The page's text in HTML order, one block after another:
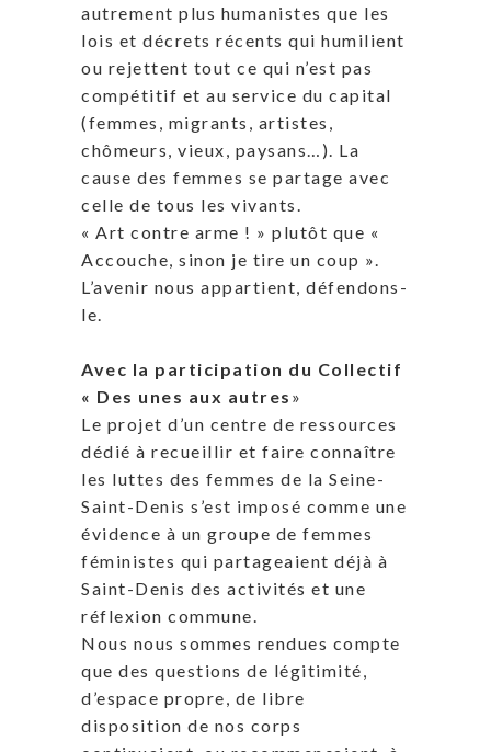
autrement plus humanistes que les
lois et décrets récents qui humilient
ou rejettent tout ce qui n’est pas
compétitif et au service du capital
(femmes, migrants, artistes,
chômeurs, vieux, paysans…). La
cause des femmes se partage avec
celle de tous les vivants.
« Art contre arme ! » plutôt que «
Accouche, sinon je tire un coup ».
L’avenir nous appartient, défendons-
le.
Avec la participation du Collectif
« Des unes aux autres »
Le projet d’un centre de ressources
dédié à recueillir et faire connaître
les luttes des femmes de la Seine-
Saint-Denis s’est imposé comme une
évidence à un groupe de femmes
féministes qui partageaient déjà à
Saint-Denis des activités et une
réflexion commune.
Nous nous sommes rendues compte
que des questions de légitimité,
d’espace propre, de libre
disposition de nos corps